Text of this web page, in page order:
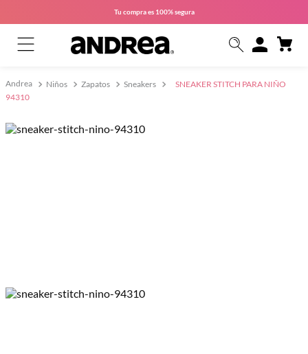
Tu compra es 100% segura
Niños Zapatos Sneakers
SNEAKER STITCH PARA NIÑO
94310